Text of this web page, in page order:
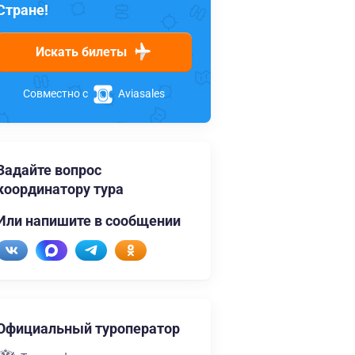
Искать билеты
Совместно с Aviasales
вопрос
тура
напишите в сообщении
туроператор